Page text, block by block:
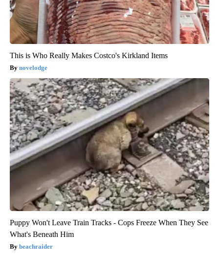
This is Who Really Makes Costco's Kirkland Items
novelodge
Puppy Won't Leave Train Tracks - Cops Freeze When They See
What's Beneath Him
beachraider